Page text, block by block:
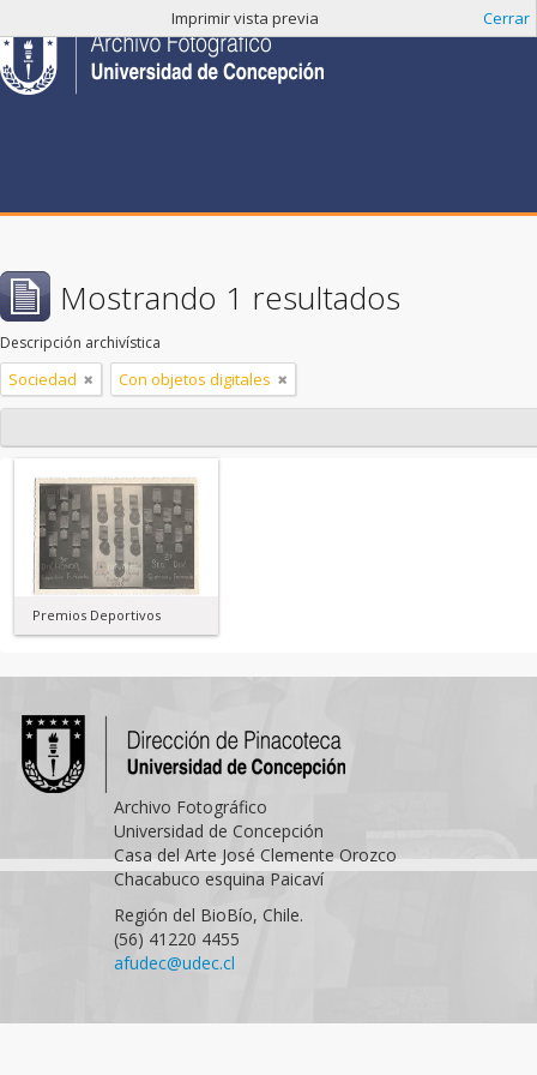
Imprimir vista previa Cerrar
Mostrando 1 resultados
Descripción archivística
Sociedad Con objetos digitales
Premios Deportivos
Archivo Fotográfico
Universidad de Concepción
Casa del Arte José Clemente Orozco
Chacabuco esquina Paicaví
Región del BioBío, Chile.
(56) 41220 4455
afudec@udec.cl